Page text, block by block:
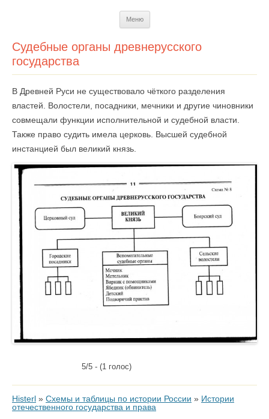
Меню
Судебные органы древнерусского
государства
В Древней Руси не существовало чёткого разделения
властей. Волостели, посадники, мечники и другие чиновники
совмещали функции исполнительной и судебной власти.
Также право судить имела церковь. Высшей судебной
инстанцией был великий князь.
5/5 - (1 голос)
Histerl » Схемы и таблицы по истории России » Истории
отечественного государства и права